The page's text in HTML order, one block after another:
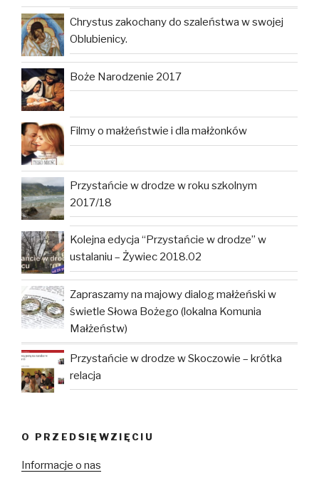
Chrystus zakochany do szaleństwa w swojej
Oblubienicy.
Boże Narodzenie 2017
Filmy o małżeństwie i dla małżonków
Przystańcie w drodze w roku szkolnym
2017/18
Kolejna edycja “Przystańcie w drodze” w
ustalaniu – Żywiec 2018.02
Zapraszamy na majowy dialog małżeński w
świetle Słowa Bożego (lokalna Komunia
Małżeństw)
Przystańcie w drodze w Skoczowie – krótka
relacja
O PRZEDSIĘWZIĘCIU
Informacje o nas